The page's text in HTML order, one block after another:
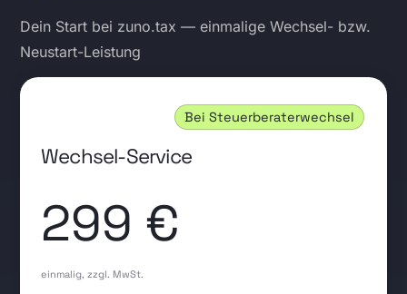
Dein Start bei zuno.tax — einmalige Wechsel- bzw.
Neustart-Leistung
Wechsel-Service
Bei Steuerberaterwechsel
299 €
einmalig, zzgl. MwSt.